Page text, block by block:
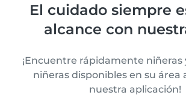
El cuidado siempre
alcance con
¡Encuentre rápidamente niñeras
niñeras disponibles en su área
nuestra aplicación!